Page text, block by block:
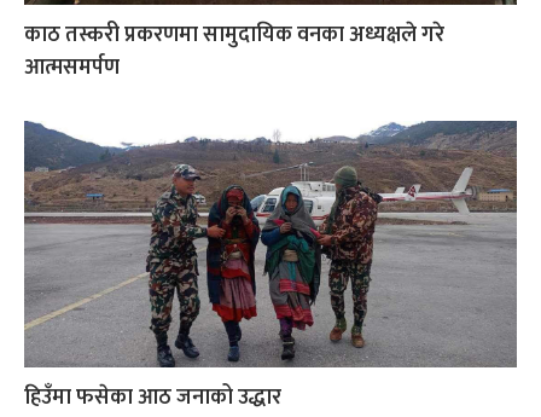
काठ तस्करी प्रकरणमा सामुदायिक वनका अध्यक्षले गरे
आत्मसमर्पण
हिउँमा फसेका आठ जनाको उद्धार